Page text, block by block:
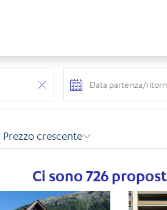
cercando le
Prezzo crescente
Ci sono 726